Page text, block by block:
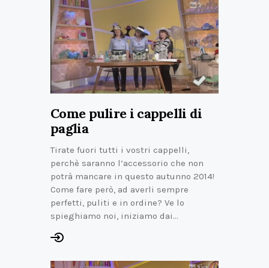
Come pulire i cappelli di
paglia
Tirate fuori tutti i vostri cappelli,
perchè saranno l’accessorio che non
potrà mancare in questo autunno 2014!
Come fare però, ad averli sempre
perfetti, puliti e in ordine? Ve lo
spieghiamo noi, iniziamo dai…